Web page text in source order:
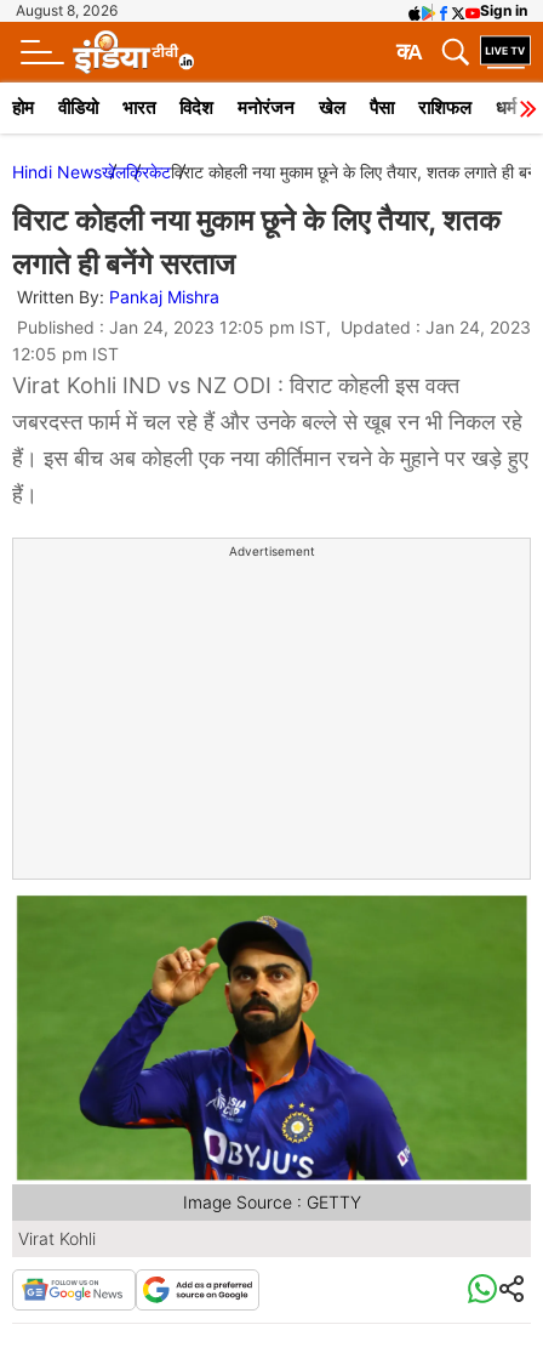
August 8, 2026 Sign in
A
क
होम वीडियो भारत विदेश मनोरंजन खेल पैसा राशिफल धर्म
Hindi Newsखेलक्रिकेटविराट कोहली नया मुकाम छूने के लिए तैयार, शतक लगाते ही
विराट कोहली नया मुकाम छूने के लिए तैयार, शतक
लगाते ही बनेंगे सरताज
Written By: Pankaj Mishra
Published : Jan 24, 2023 12:05 pm IST, Updated : Jan 24, 2023
12:05 pm IST
Virat Kohli IND vs NZ ODI : विराट कोहली इस वक्त
जबरदस्त फार्म में चल रहे हैं और उनके बल्ले से खूब रन भी निकल रहे
हैं। इस बीच अब कोहली एक नया कीर्तिमान रचने के मुहाने पर खड़े हुए
हैं।
Advertisement
Virat Kohli
Image Source : GETTY